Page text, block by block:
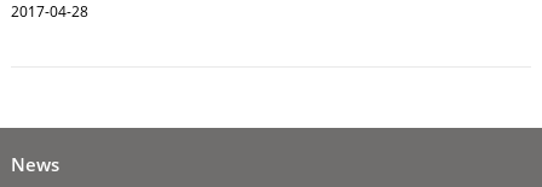
2017-04-28
News